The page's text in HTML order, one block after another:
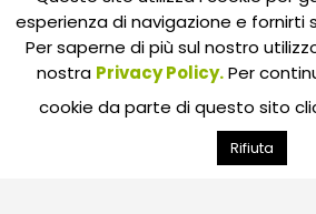
Maintenance:Clyco
esperienza di navigazione e fornirti
Per saperne di più sul nostro
nostra Privacy Policy.Per
cookie da parte di questo sito
Rifiuta